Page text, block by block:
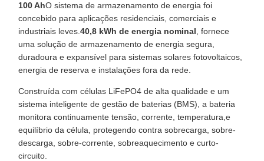
100 AhO sistema de armazenamento de energia foi
concebido para aplicações residenciais, comerciais e
industriais leves. 40,8 kWh de energia nominal , fornece
uma solução de armazenamento de energia segura,
duradoura e expansível para sistemas solares fotovoltaicos,
energia de reserva e instalações fora da rede.
Construída com células LiFePO4 de alta qualidade e um
sistema inteligente de gestão de baterias (BMS), a bateria
monitora continuamente tensão, corrente, temperatura,e
equilíbrio da célula, protegendo contra sobrecarga, sobre-
descarga, sobre-corrente, sobreaquecimento e curto-
circuito.